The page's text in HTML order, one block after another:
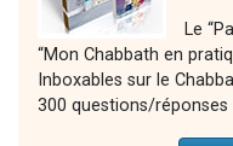
Le
“Mon Chabbath en
Inboxables sur le
300 questions/réponses